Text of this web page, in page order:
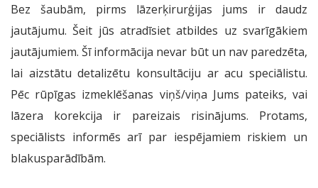
Bez šaubām, pirms lāzerķirurģijas jums ir daudz
jautājumu. Šeit jūs atradīsiet atbildes uz svarīgākiem
jautājumiem. Šī informācija nevar būt un nav paredzēta,
lai aizstātu detalizētu konsultāciju ar acu speciālistu.
Pēc rūpīgas izmeklēšanas viņš/viņa Jums pateiks, vai
lāzera korekcija ir pareizais risinājums. Protams,
speciālists informēs arī par iespējamiem riskiem un
blakusparādībām.